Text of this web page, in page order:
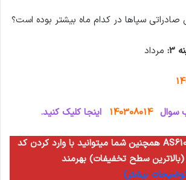
سپاها در کدام ماه بیشتر بوده است؟
3: مرداد
سوال 140308014 اینجا کلیک کنید.
همچنین شما میتوانید با وارد کردن کد AS6108 به مدت سه ماه از
سطح تخفیفات) بهرمند
بیشتر)